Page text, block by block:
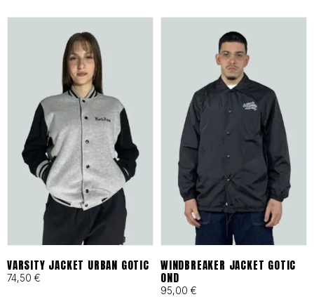
Barcelona.
ESPECIFICACIONES DE
IDENTIDAD
Tejidos Heavyweight:
Materiales técnicos y
naturales seleccionados por
su resistencia al desgaste
urbano.
VARSITY JACKET URBAN GOTIC
74,50 €
WINDBREAKER JACKET GOTIC
OND
95,00 €